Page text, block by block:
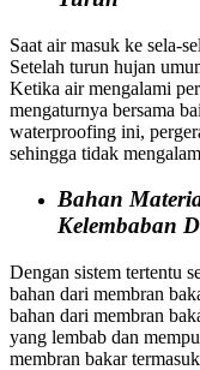
Saat air masuk ke sela-
Setelah turun hujan
Ketika air mengalami
mengaturnya bersama
waterproofing ini,
sehingga tidak
Bahan
Kelembaban
Dengan sistem tertentu
bahan dari membran
bahan dari membran
yang lembab dan
membran bakar